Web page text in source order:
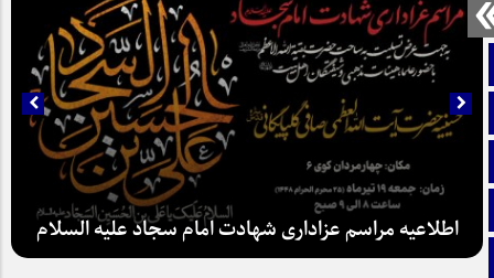
صفحه نخست
تماس با ما
اینستاگرام
اطلاعیه مراسم عزاداری شهادت امام سجاد علیه السلام